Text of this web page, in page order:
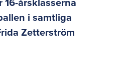
i samtliga
Zetterström